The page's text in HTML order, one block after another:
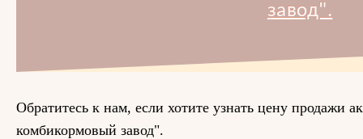
завод".
Обратитесь к нам, если хотите узнать цену продажи
комбикормовый завод".